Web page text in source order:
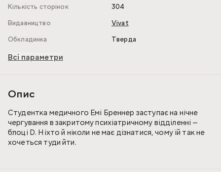
Кількість сторінок
304
Видавництво
Vivat
Обкладинка
Тверда
Всі параметри
Опис
Студентка медичного Емі Бреннер заступає на нічне
чергування в закритому психіатричному відділенні —
блоці D. Ніхто й ніколи не має дізнатися, чому їй так не
хочеться туди йти.